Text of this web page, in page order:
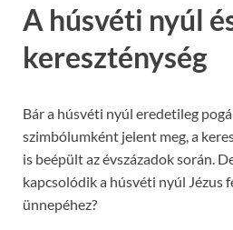
A húsvéti nyúl
kereszténység
Bár a húsvéti nyúl eredetileg
szimbólumként jelent meg, a
is beépült az évszázadok során.
kapcsolódik a húsvéti nyúl Jézus
ünnepéhez?